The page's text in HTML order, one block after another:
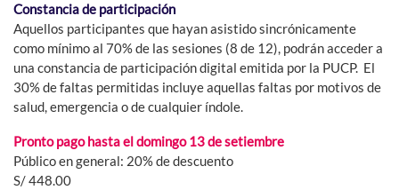
Constancia de participación
Aquellos participantes que hayan asistido sincrónicamente
como mínimo al 70% de las sesiones (8 de 12), podrán acceder a
una constancia de participación digital emitida por la PUCP. El
30% de faltas permitidas incluye aquellas faltas por motivos de
salud, emergencia o de cualquier índole.
Pronto pago hasta el domingo 13 de setiembre
Público en general: 20% de descuento
S/ 448.00